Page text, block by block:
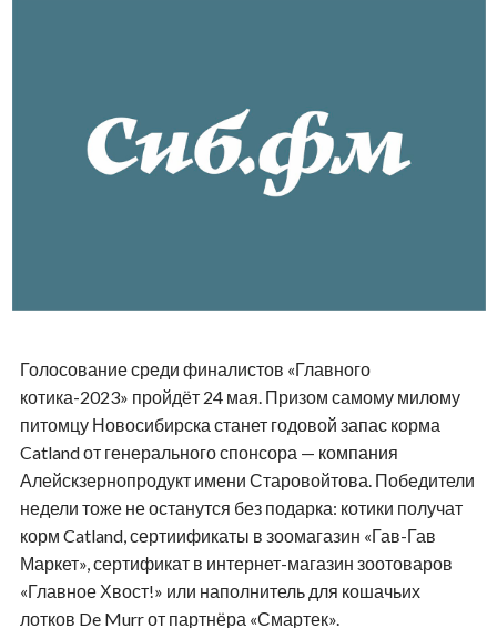
Голосование среди финалистов «Главного
котика-2023» пройдёт 24 мая. Призом самому милому
питомцу Новосибирска станет годовой запас корма
Catland от генерального спонсора — компания
Алейскзернопродукт имени Старовойтова. Победители
недели тоже не останутся без подарка: котики получат
корм Catland, сертиификаты в зоомагазин «Гав-Гав
Маркет», сертификат в интернет-магазин зоотоваров
«Главное Хвост!» или наполнитель для кошачьих
лотков De Murr от партнёра «Смартек».